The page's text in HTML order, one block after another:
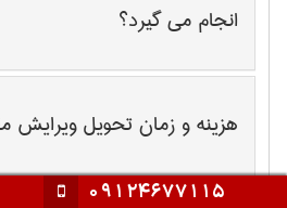
انجام می گیرد؟
هزینه و زمان تحویل ویرایش
تعیین می شود؟
09124677115